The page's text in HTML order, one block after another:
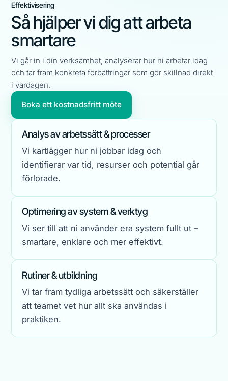
Effektivisering
Så hjälper vi dig att arbeta
smartare
Vi går in i din verksamhet, analyserar hur ni arbetar idag
och tar fram konkreta förbättringar som gör skillnad direkt
i vardagen.
Boka ett kostnadsfritt möte
Analys av arbetssätt & processer
Vi kartlägger hur ni jobbar idag och
identifierar var tid, resurser och potential går
förlorade.
Optimering av system & verktyg
Vi ser till att ni använder era system fullt ut –
smartare, enklare och mer effektivt.
Rutiner & utbildning
Vi tar fram tydliga arbetssätt och säkerställer
att teamet vet hur allt ska användas i
praktiken.